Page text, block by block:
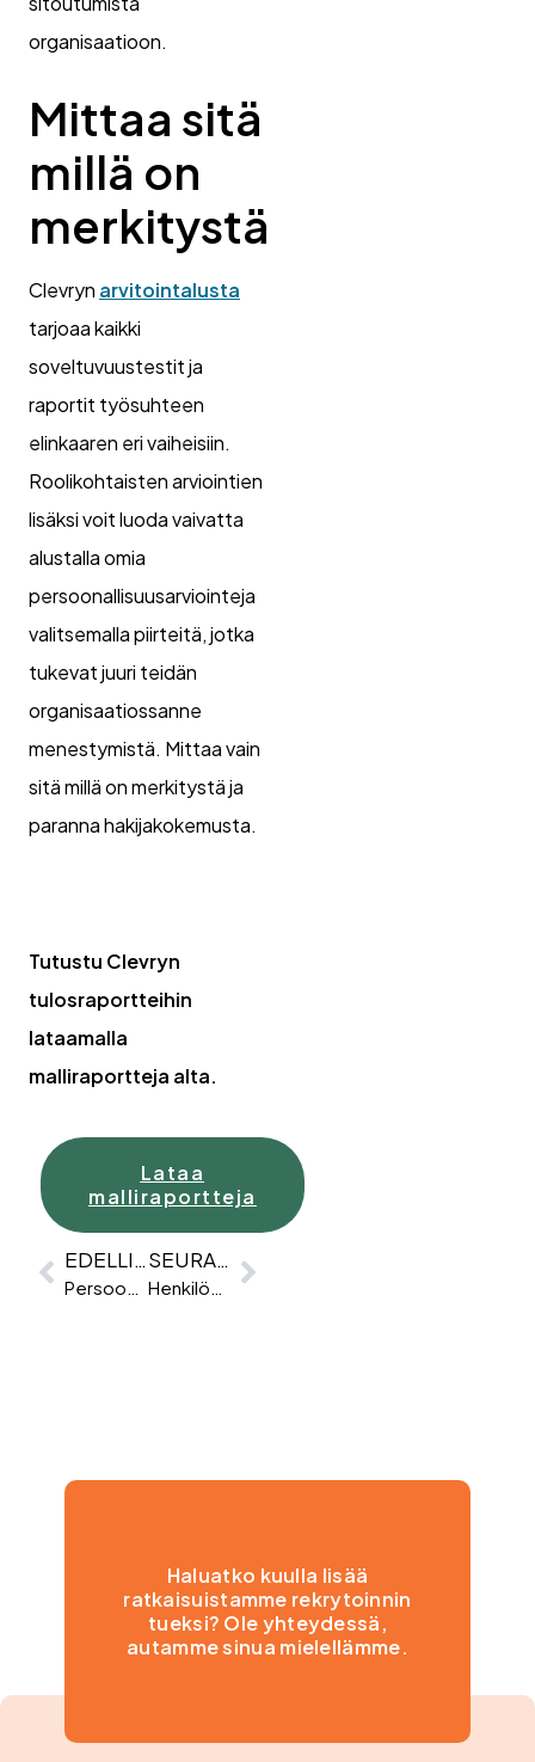
organisaatioon.
Mittaa sitä
millä on
merkitystä
Clevryn arvitointalusta
tarjoaa kaikki
soveltuvuustestit ja
raportit työsuhteen
elinkaaren eri vaiheisiin.
Roolikohtaisten arviointien
lisäksi voit luoda vaivatta
alustalla omia
persoonallisuusarviointeja
valitsemalla piirteitä, jotka
tukevat juuri teidän
organisaatiossanne
menestymistä. Mittaa vain
sitä millä on merkitystä ja
paranna hakijakokemusta.
Tutustu Clevryn
tulosraportteihin
lataamalla
malliraportteja alta.
Lataa
malliraportteja
EDELLINEN SEURAAVA
Haluatko kuulla lisää
ratkaisuistamme rekrytoinnin
tueksi? Ole yhteydessä,
autamme sinua mielellämme.